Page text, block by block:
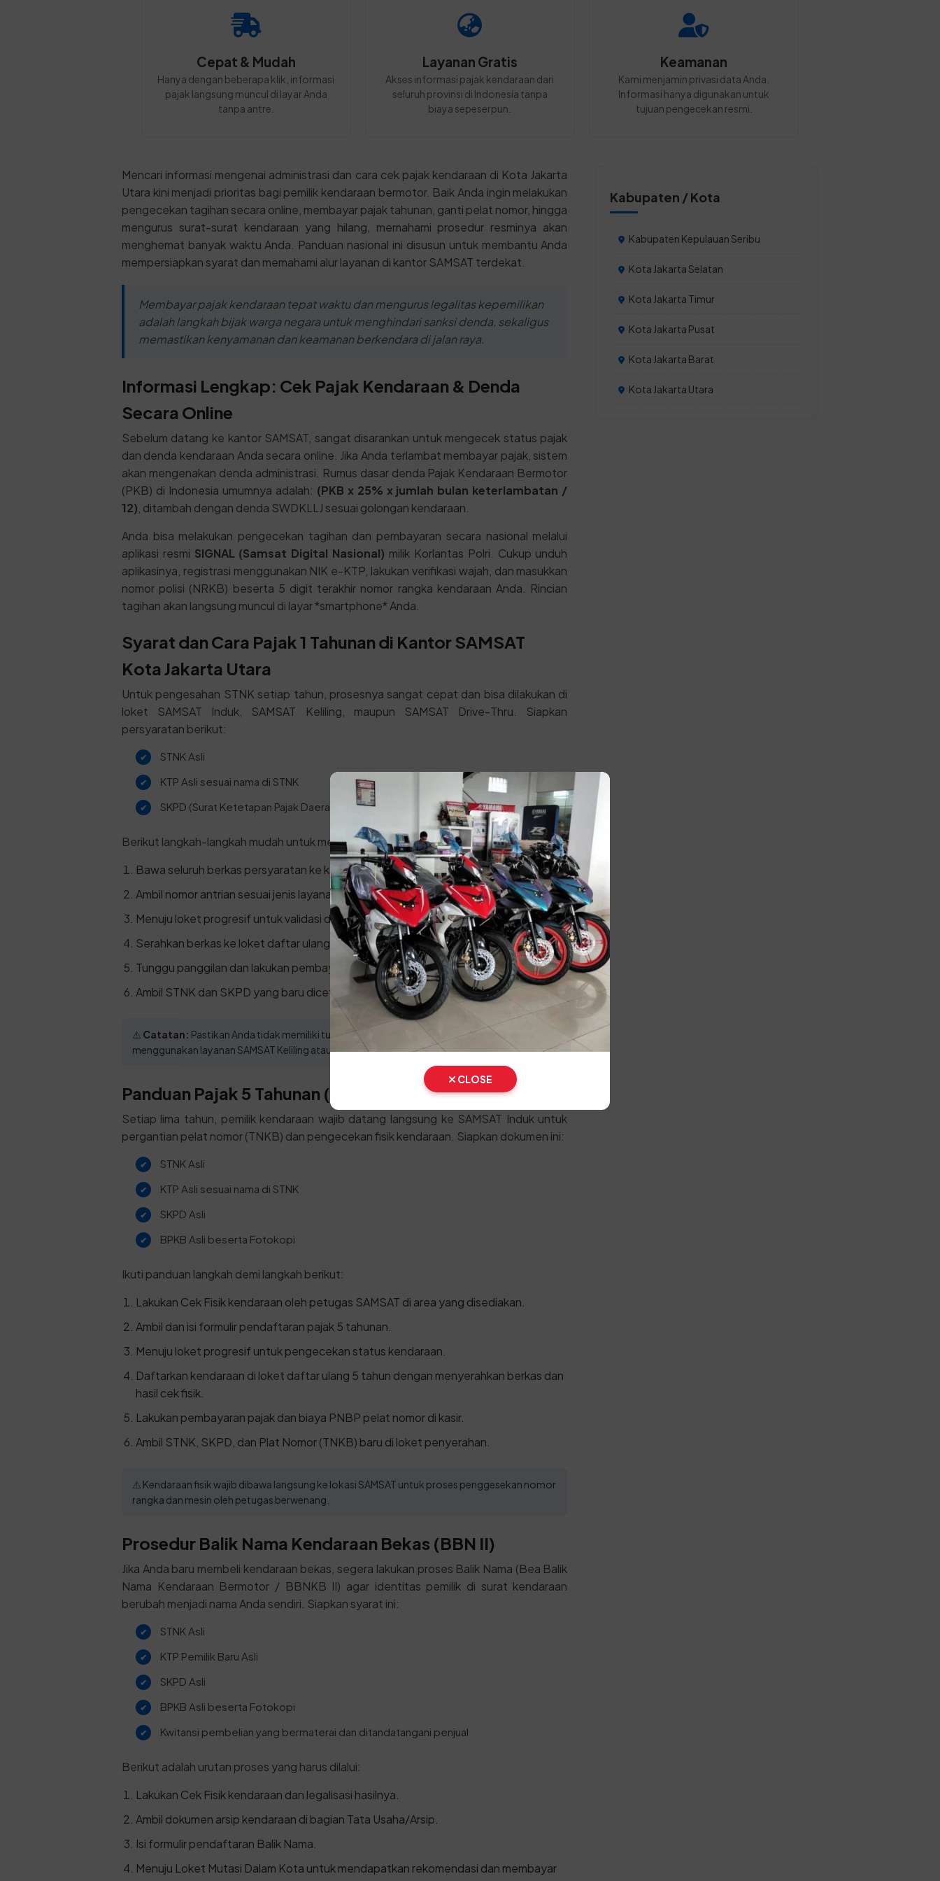
Cepat & Mudah
Hanya dengan beberapa klik, informasi
pajak langsung muncul di layar Anda
tanpa antre.
Layanan Gratis
Akses informasi pajak kendaraan dari
seluruh provinsi di Indonesia tanpa
biaya sepeserpun.
Keamanan
Kami menjamin privasi data Anda.
Informasi hanya digunakan untuk
tujuan pengecekan resmi.
Mencari informasi mengenai administrasi dan cara cek pajak kendaraan di Kota Jakarta
Utara kini menjadi prioritas bagi pemilik kendaraan bermotor. Baik Anda ingin melakukan
pengecekan tagihan secara online, membayar pajak tahunan, ganti pelat nomor, hingga
mengurus surat-surat kendaraan yang hilang, memahami prosedur resminya akan
menghemat banyak waktu Anda. Panduan nasional ini disusun untuk membantu Anda
mempersiapkan syarat dan memahami alur layanan di kantor SAMSAT terdekat.
Membayar pajak kendaraan tepat waktu dan mengurus legalitas kepemilikan
adalah langkah bijak warga negara untuk menghindari sanksi denda, sekaligus
memastikan kenyamanan dan keamanan berkendara di jalan raya.
Informasi Lengkap: Cek Pajak Kendaraan & Denda
Secara Online
Sebelum datang ke kantor SAMSAT, sangat disarankan untuk mengecek status pajak
dan denda kendaraan Anda secara online. Jika Anda terlambat membayar pajak, sistem
akan mengenakan denda administrasi. Rumus dasar denda Pajak Kendaraan Bermotor
(PKB) di Indonesia umumnya adalah: (PKB x 25% x jumlah bulan keterlambatan /
12) , ditambah dengan denda SWDKLLJ sesuai golongan kendaraan.
Anda bisa melakukan pengecekan tagihan dan pembayaran secara nasional melalui
aplikasi resmi SIGNAL (Samsat Digital Nasional) milik Korlantas Polri. Cukup unduh
aplikasinya, registrasi menggunakan NIK e-KTP, lakukan verifikasi wajah, dan masukkan
nomor polisi (NRKB) beserta 5 digit terakhir nomor rangka kendaraan Anda. Rincian
tagihan akan langsung muncul di layar *smartphone* Anda.
Syarat dan Cara Pajak 1 Tahunan di Kantor SAMSAT
Kota Jakarta Utara
Untuk pengesahan STNK setiap tahun, prosesnya sangat cepat dan bisa dilakukan di
loket SAMSAT Induk, SAMSAT Keliling, maupun SAMSAT Drive-Thru. Siapkan
persyaratan berikut:
STNK Asli
KTP Asli sesuai nama di STNK
SKPD (Surat Ketetapan Pajak Daerah) Asli / Lembar Notice Pajak tahun lalu
Berikut langkah-langkah mudah untuk melakukan prosesnya:
Bawa seluruh berkas persyaratan ke kantor SAMSAT terdekat.
Ambil nomor antrian sesuai jenis layanan.
Menuju loket progresif untuk validasi data kepemilikan kendaraan.
Serahkan berkas ke loket daftar ulang 1 tahun.
Tunggu panggilan dan lakukan pembayaran di loket kasir/pembayaran.
Ambil STNK dan SKPD yang baru dicetak.
⚠️ Catatan: Pastikan Anda tidak memiliki tunggakan pajak lebih dari 1 tahun jika ingin
menggunakan layanan SAMSAT Keliling atau Drive-Thru.
Panduan Pajak 5 Tahunan (Ganti Plat)
Setiap lima tahun, pemilik kendaraan wajib datang langsung ke SAMSAT Induk untuk
pergantian pelat nomor (TNKB) dan pengecekan fisik kendaraan. Siapkan dokumen ini:
STNK Asli
KTP Asli sesuai nama di STNK
SKPD Asli
BPKB Asli beserta Fotokopi
Ikuti panduan langkah demi langkah berikut:
Lakukan Cek Fisik kendaraan oleh petugas SAMSAT di area yang disediakan.
Ambil dan isi formulir pendaftaran pajak 5 tahunan.
Menuju loket progresif untuk pengecekan status kendaraan.
Daftarkan kendaraan di loket daftar ulang 5 tahun dengan menyerahkan berkas dan
hasil cek fisik.
Lakukan pembayaran pajak dan biaya PNBP pelat nomor di kasir.
Ambil STNK, SKPD, dan Plat Nomor (TNKB) baru di loket penyerahan.
⚠️ Kendaraan fisik wajib dibawa langsung ke lokasi SAMSAT untuk proses penggesekan nomor
rangka dan mesin oleh petugas berwenang.
Prosedur Balik Nama Kendaraan Bekas (BBN II)
Jika Anda baru membeli kendaraan bekas, segera lakukan proses Balik Nama (Bea Balik
Nama Kendaraan Bermotor / BBNKB II) agar identitas pemilik di surat kendaraan
berubah menjadi nama Anda sendiri. Siapkan syarat ini:
STNK Asli
KTP Pemilik Baru Asli
SKPD Asli
BPKB Asli beserta Fotokopi
Kwitansi pembelian yang bermaterai dan ditandatangani penjual
Berikut adalah urutan proses yang harus dilalui:
Lakukan Cek Fisik kendaraan dan legalisasi hasilnya.
Ambil dokumen arsip kendaraan di bagian Tata Usaha/Arsip.
Isi formulir pendaftaran Balik Nama.
Menuju Loket Mutasi Dalam Kota untuk mendapatkan rekomendasi dan membayar
Kabupaten / Kota
Kabupaten Kepulauan Seribu
Kota Jakarta Selatan
Kota Jakarta Timur
Kota Jakarta Pusat
Kota Jakarta Barat
Kota Jakarta Utara
CLOSE